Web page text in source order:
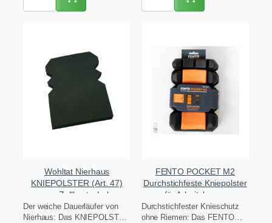
Wohltat Nierhaus
KNIEPOLSTER (Art. 47)
aus Zellkautschuk
Der weiche Dauerläufer von
Nierhaus: Das KNIEPOLSTER
FENTO POCKET M2
Durchstichfeste Kniepolster
für Arbeitshosen
Durchstichfester Knieschutz
ohne Riemen: Das FENTO